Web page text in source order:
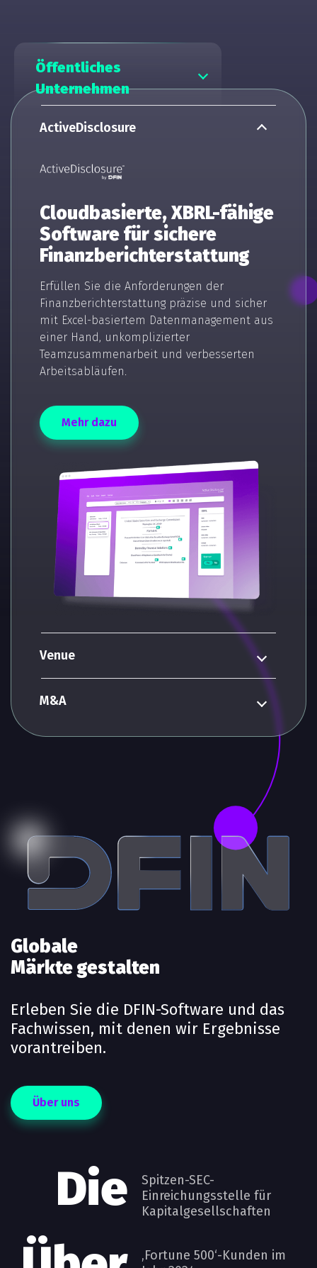
Öffentliches
Unternehmen
ActiveDisclosure
Cloudbasierte, XBRL-fähige
Software für sichere
Finanzberichterstattung
Erfüllen Sie die Anforderungen der
Finanzberichterstattung präzise und sicher
mit Excel-basiertem Datenmanagement aus
einer Hand, unkomplizierter
Teamzusammenarbeit und verbesserten
Arbeitsabläufen.
Mehr dazu
Venue
M&A
Globale
Märkte gestalten
Erleben Sie die DFIN-Software und das
Fachwissen, mit denen wir Ergebnisse
vorantreiben.
Über uns
Die
Spitzen-SEC-
Einreichungsstelle für
Kapitalgesellschaften
‚Fortune 500‘-Kunden im